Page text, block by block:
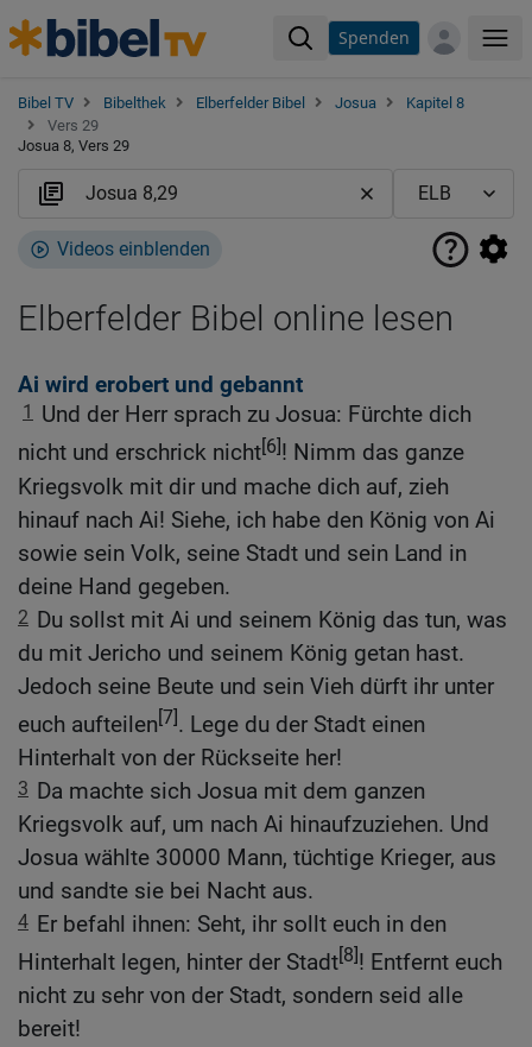
Spenden
Bibel TV Bibelthek Elberfelder Bibel Josua
Kapitel 8
Vers 29
Josua 8, Vers 29
Videos einblenden
Elberfelder Bibel online lesen
Ai wird erobert und gebannt
1
Und der Herr sprach zu Josua: Fürchte dich
nicht und erschrick nicht[6]! Nimm das ganze
Kriegsvolk mit dir und mache dich auf, zieh
hinauf nach Ai! Siehe, ich habe den König von Ai
sowie sein Volk, seine Stadt und sein Land in
deine Hand gegeben.
2 Du sollst mit Ai und seinem König das tun, was
du mit Jericho und seinem König getan hast.
Jedoch seine Beute und sein Vieh dürft ihr unter
euch aufteilen[7]. Lege du der Stadt einen
Hinterhalt von der Rückseite her!
3 Da machte sich Josua mit dem ganzen
Kriegsvolk auf, um nach Ai hinaufzuziehen. Und
Josua wählte 30000 Mann, tüchtige Krieger, aus
und sandte sie bei Nacht aus.
4 Er befahl ihnen: Seht, ihr sollt euch in den
Hinterhalt legen, hinter der Stadt[8]! Entfernt euch
nicht zu sehr von der Stadt, sondern seid alle
bereit!